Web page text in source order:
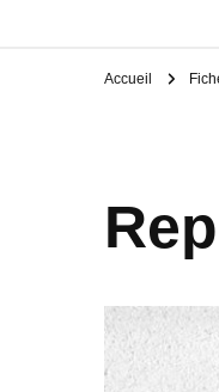
Accueil